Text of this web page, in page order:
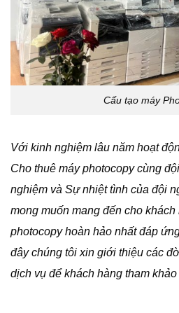
Cấu tạo máy
Với kinh nghiệm lâu năm hoạt
Cho thuê máy photocopy cùng
nghiệm và Sự nhiệt tình của đội
mong muốn mang đến cho
photocopy hoàn hảo nhất đáp
đây chúng tôi xin giới thiệu các
dịch vụ để khách hàng tham khảo